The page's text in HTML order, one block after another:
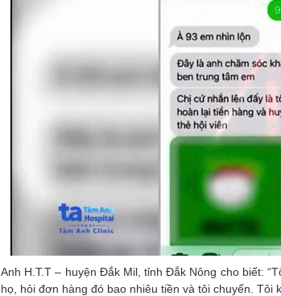
Anh H.T.T – huyện Đắk Mil, tỉnh Đắk Nông cho biết:
họ, hỏi đơn hàng đó bao nhiêu tiền và tôi chuyển. Tôi